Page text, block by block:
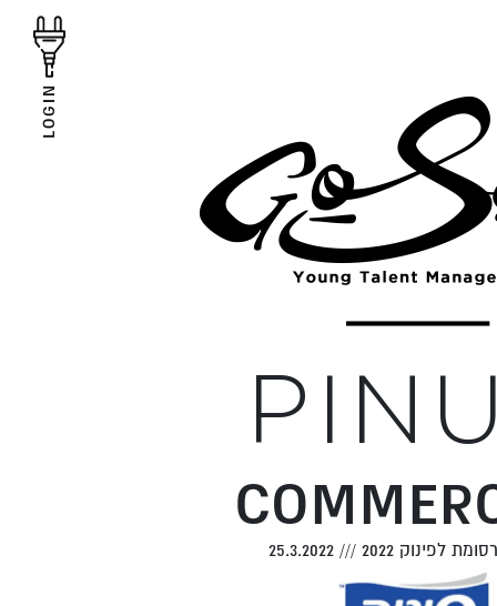
LOGIN
לפינוק 2022 ///
25.3.2022